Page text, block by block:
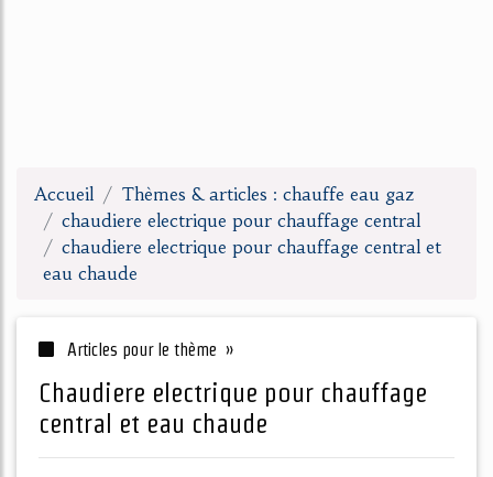
Accueil
Thèmes & articles : chauffe eau gaz
chaudiere electrique pour chauffage central
chaudiere electrique pour chauffage central et
eau chaude
Articles pour le thème »
chaudiere electrique pour chauffage
central et eau chaude